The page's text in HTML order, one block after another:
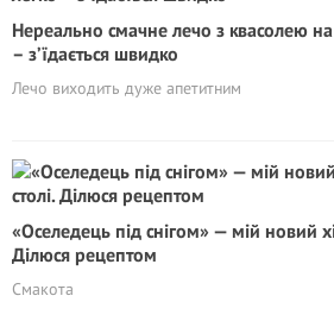
Нереально смачне лечо з квасолею на
– з’їдається швидко
Лечо виходить дуже апетитним
«Оселедець під снігом» — мій новий
Ділюся рецептом
Смакота